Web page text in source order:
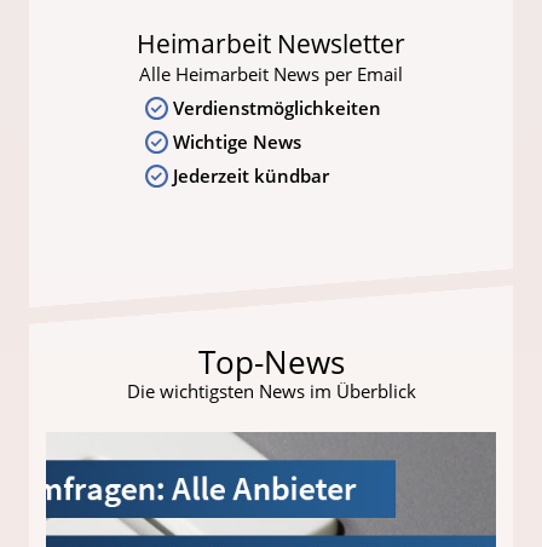
Heimarbeit Newsletter
Alle Heimarbeit News per Email
Verdienstmöglichkeiten
Wichtige News
Jederzeit kündbar
Top-News
Die wichtigsten News im Überblick